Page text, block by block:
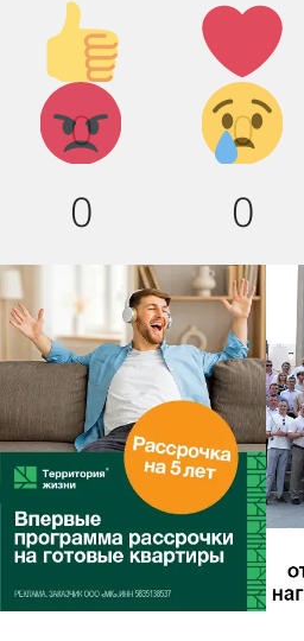
Палец
вверх!
0
Лайк!
0
Агрессия!
0
Грусть :
(
0